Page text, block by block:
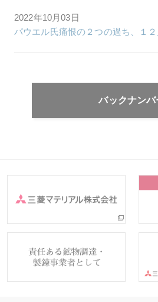
2022年10月03日
パウエル氏痛恨の２つの過ち、１
バックナンバ